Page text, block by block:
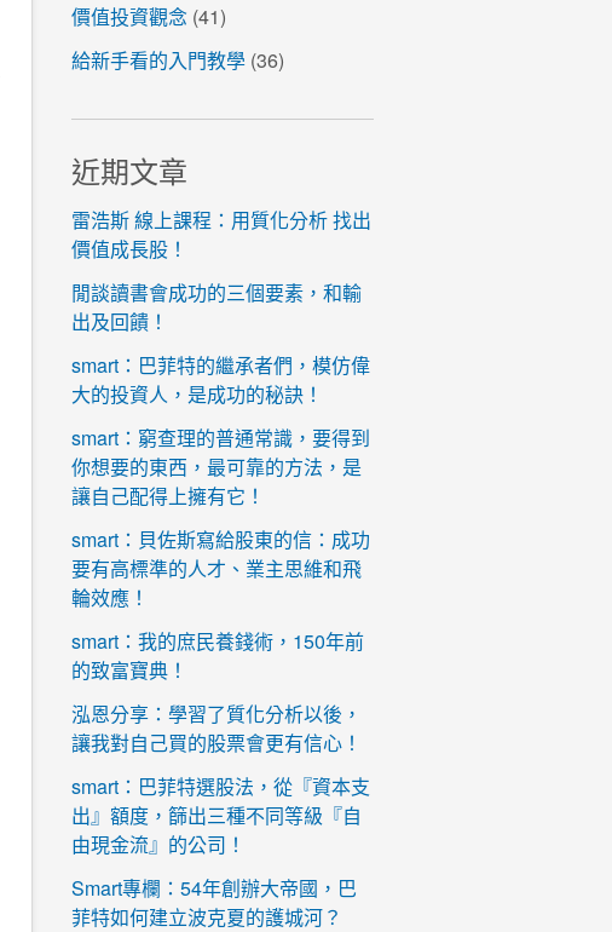
價值投資觀念 (41)
給新手看的入門教學 (36)
近期文章
雷浩斯 線上課程：用質化分析 找出
價值成長股！
閒談讀書會成功的三個要素，和輸
出及回饋！
smart：巴菲特的繼承者們，模仿偉
大的投資人，是成功的秘訣！
smart：窮查理的普通常識，要得到
你想要的東西，最可靠的方法，是
讓自己配得上擁有它！
smart：貝佐斯寫給股東的信：成功
要有高標準的人才、業主思維和飛
輪效應！
smart：我的庶民養錢術，150年前
的致富寶典！
泓恩分享：學習了質化分析以後，
讓我對自己買的股票會更有信心！
smart：巴菲特選股法，從『資本支
出』額度，篩出三種不同等級『自
由現金流』的公司！
Smart專欄：54年創辦大帝國，巴
菲特如何建立波克夏的護城河？